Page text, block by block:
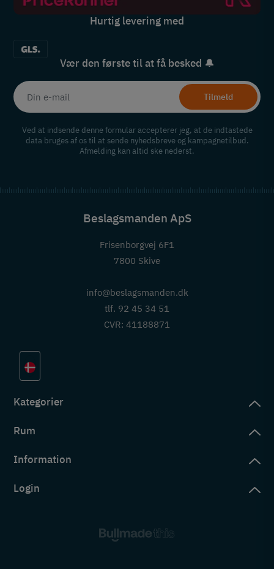
Hurtig levering med
Vær den første til at få besked 🔔
Tilmeld
Ved at indsende denne formular accepterer jeg, at de indtastede
data bruges af os til at sende nyhedsbreve og kampagnetilbud.
Afmelding kan altid ske nederst.
Beslagsmanden ApS
Frisenborgvej 6F1
7800 Skive
info@beslagsmanden.dk
tlf. 92 45 34 51
CVR: 41188871
Kategorier
Rum
Information
Login